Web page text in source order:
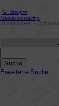
© feel-pro
Medienconsulting
Bremerhaven - Cuxhaven
Erweiterte Suche